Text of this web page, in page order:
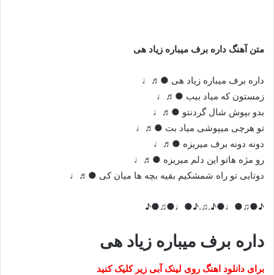
متن آهنگ داره برف میباره زیاد هی
داره برف میباره زیاد هی ●♬♩
زمستون که میاد بیب ●♬♩
بدو بپوش شال گردنتو ●♬♩
تو هرچی میپوشی میاد بت ●♬♩
دونه دونه برف میریزه ●♬♩
رو مژه هاتو این دلم میریزه ●♬♩
دوتایی تو راه شمشکیم بقیه بچه ها میان کی ●♬♩
♪●♫●♩●♪.♫.♪●♩●♫●♪
داره برف میباره زیاد هی
برای دانلود اهنگ روی لینک آبی زیر کلیک کنید